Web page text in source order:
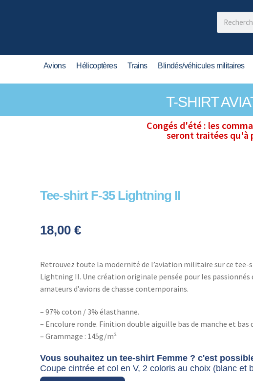
Avions Hélicoptères Trains Blindés/véhicules militaires
T-SHIRT
Congés d'été : les
seront traitées qu'à
Tee-shirt F-35 Lightning II
18,00 €
Retrouvez toute la modernité de l’aviation militaire sur ce tee-
Lightning II. Une création originale pensée pour les passionnés
amateurs d’avions de chasse contemporains.
– 97% coton / 3% élasthanne.
– Encolure ronde. Finition double aiguille bas de manche et bas
– Grammage : 145g/m²
Vous souhaitez un tee-shirt Femme ? c'est
Coupe cintrée et col en V, 2 coloris au choix (blanc et